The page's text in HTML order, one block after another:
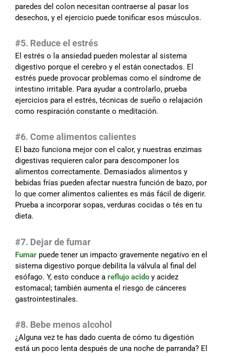
paredes del colon necesitan contraerse al pasar los
desechos, y el ejercicio puede tonificar esos músculos.
#5. Reduce el estrés
El estrés o la ansiedad pueden molestar al sistema
digestivo porque el cerebro y el están conectados. El
estrés puede provocar problemas como el síndrome de
intestino irritable. Para ayudar a controlarlo, prueba
ejercicios para el estrés, técnicas de sueño o relajación
como respiración constante o meditación.
#6. Come alimentos calientes
El bazo funciona mejor con el calor, y nuestras enzimas
digestivas requieren calor para descomponer los
alimentos correctamente. Demasiados alimentos y
bebidas frías pueden afectar nuestra función de bazo, por
lo que comer alimentos calientes es más fácil de digerir.
Prueba a incorporar sopas, verduras cocidas o tés en tu
dieta.
#7. Dejar de fumar
Fumar puede tener un impacto gravemente negativo en el
sistema digestivo porque debilita la válvula al final del
esófago. Y, esto conduce a reflujo acido y acidez
estomacal; también aumenta el riesgo de cánceres
gastrointestinales.
#8. Bebe menos alcohol
¿Alguna vez te has dado cuenta de cómo tu digestión
está un poco lenta después de una noche de parranda? El